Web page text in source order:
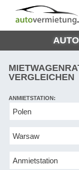
AUTOVERMIETUNG
AUTO
EUROPE
AUTOVERMIETUNG
HILFE
VERGLEICHEN
Mietwagen
anderer
ANMIETSTATION: